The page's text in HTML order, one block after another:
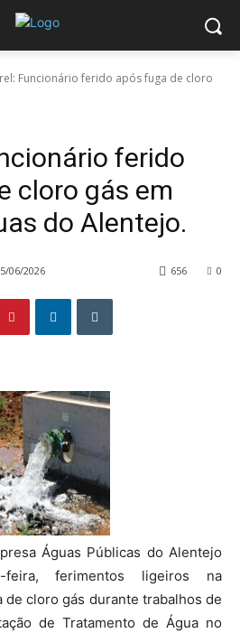
Funcionário ferido após fuga de cloro
ferido
cloro gás em
do Alentejo.
06/2026 0
656
Águas Públicas do Alentejo
feira, ferimentos ligeiros na
de cloro gás durante trabalhos de
de Tratamento de Água no